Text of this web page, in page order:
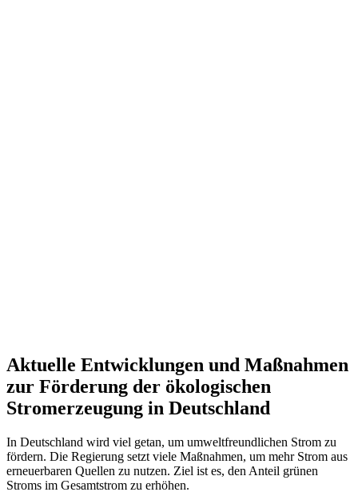
Aktuelle Entwicklungen und Maßnahmen
zur Förderung der ökologischen
Stromerzeugung in Deutschland
In Deutschland wird viel getan, um umweltfreundlichen Strom zu
fördern. Die Regierung setzt viele Maßnahmen, um mehr Strom aus
erneuerbaren Quellen zu nutzen. Ziel ist es, den Anteil grünen
Stroms im Gesamtstrom zu erhöhen.